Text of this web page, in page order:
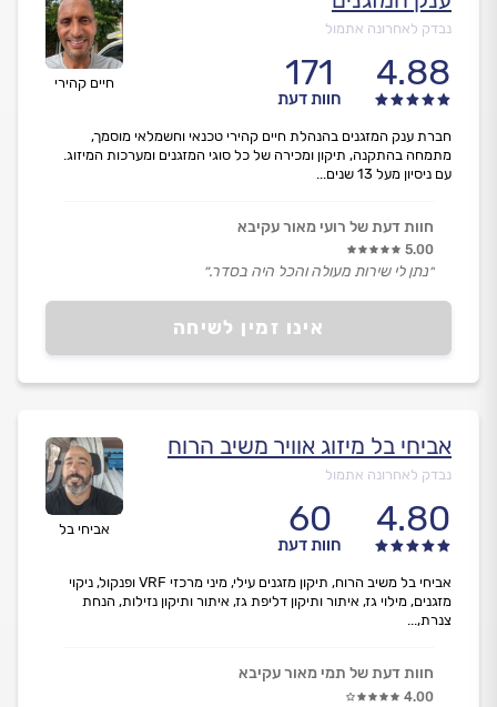
חיים קהירי
נבדק לאחרונה אתמול
4.88
171
חוות דעת
אינו זמין לשיחה
חברת ענק המזגנים בהנהלת חיים קהירי טכנאי וחשמלאי מוסמך,
מתמחה בהתקנה, תיקון ומכירה של כל סוגי המזגנים ומערכות המיזוג.
עם ניסיון מעל 13 שנים...
חוות דעת של רועי מאור עקיבא
5.00
״נתן לי שירות מעולה והכל היה בסדר.״
אביחי בל
אביחי בל מיזוג אוויר משיב הרוח
נבדק לאחרונה אתמול
4.80
60
חוות דעת
אביחי בל משיב הרוח, תיקון מזגנים עילי, מיני מרכזי VRF ופנקול, ניקוי
מזגנים, מילוי גז, איתור ותיקון דליפת גז, איתור ותיקון נזילות, הנחת
צנרת,...
חוות דעת של תמי מאור עקיבא
4.00